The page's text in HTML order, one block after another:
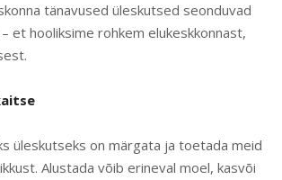
tänavused üleskutsed seonduvad
et hooliksime rohkem elukeskkonnast,
üleskutseks on märgata ja toetada meid
Alustada võib erineval moel, kasvõi